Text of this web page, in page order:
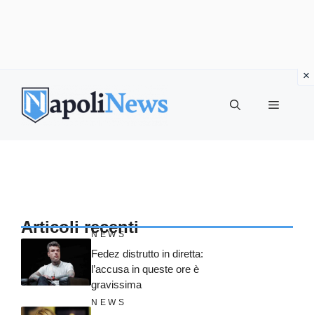
contenuto
MENU
Articoli recenti
NEWS
Fedez distrutto in diretta:
l’accusa in queste ore è
gravissima
NEWS